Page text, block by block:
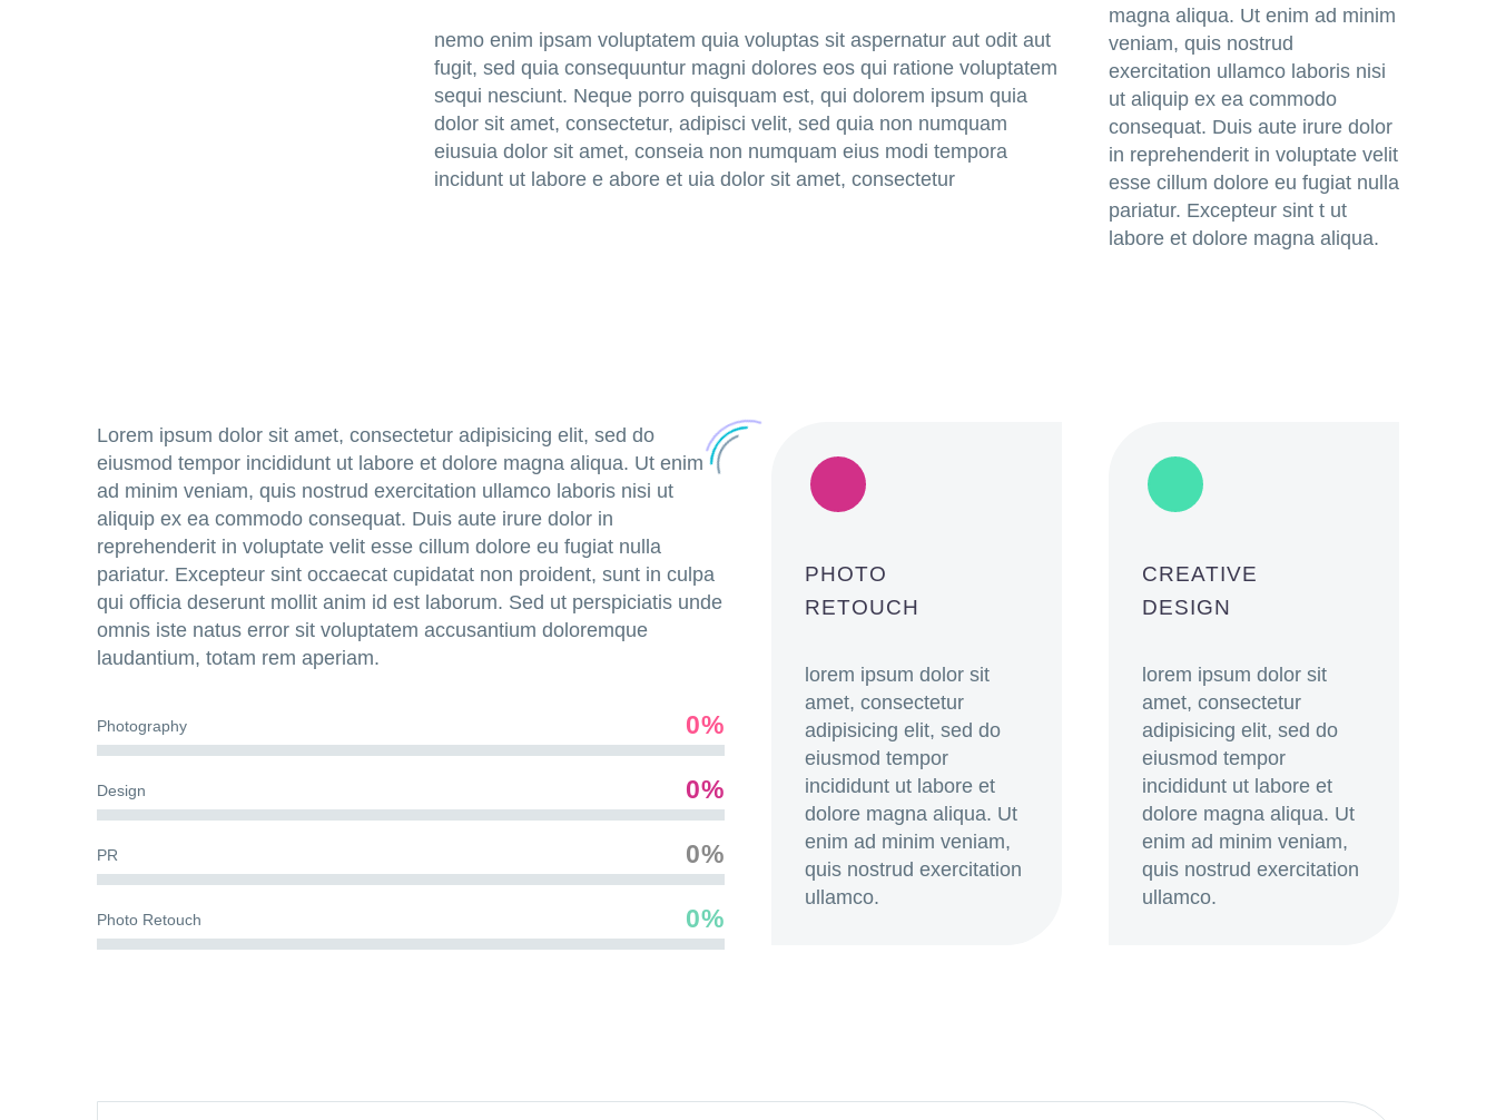
nemo enim ipsam voluptatem quia voluptas sit aspernatur aut odit aut
fugit, sed quia consequuntur magni dolores eos qui ratione voluptatem
sequi nesciunt. Neque porro quisquam est, qui dolorem ipsum quia
dolor sit amet, consectetur, adipisci velit, sed quia non numquam
eiusuia dolor sit amet, conseia non numquam eius modi tempora
incidunt ut labore e abore et uia dolor sit amet, consectetur
magna aliqua. Ut enim ad minim
veniam, quis nostrud
exercitation ullamco laboris nisi
ut aliquip ex ea commodo
consequat. Duis aute irure dolor
in reprehenderit in voluptate velit
esse cillum dolore eu fugiat nulla
pariatur. Excepteur sint t ut
labore et dolore magna aliqua.
Lorem ipsum dolor sit amet, consectetur adipisicing elit, sed do
eiusmod tempor incididunt ut labore et dolore magna aliqua. Ut enim
ad minim veniam, quis nostrud exercitation ullamco laboris nisi ut
aliquip ex ea commodo consequat. Duis aute irure dolor in
reprehenderit in voluptate velit esse cillum dolore eu fugiat nulla
pariatur. Excepteur sint occaecat cupidatat non proident, sunt in culpa
qui officia deserunt mollit anim id est laborum. Sed ut perspiciatis unde
omnis iste natus error sit voluptatem accusantium doloremque
laudantium, totam rem aperiam.
Photography 0%
Design 0%
PR 0%
Photo Retouch 0%
PHOTO
RETOUCH
lorem ipsum dolor sit
amet, consectetur
adipisicing elit, sed do
eiusmod tempor
incididunt ut labore et
dolore magna aliqua. Ut
enim ad minim veniam,
quis nostrud exercitation
ullamco.
CREATIVE
DESIGN
lorem ipsum dolor sit
amet, consectetur
adipisicing elit, sed do
eiusmod tempor
incididunt ut labore et
dolore magna aliqua. Ut
enim ad minim veniam,
quis nostrud exercitation
ullamco.